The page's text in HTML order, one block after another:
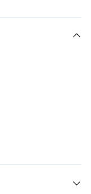
clientèle